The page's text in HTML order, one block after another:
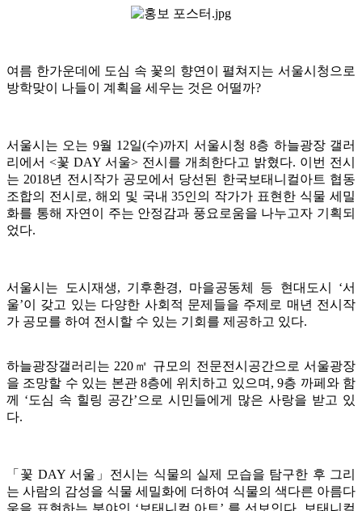
여름 한가운데에 도심 속 꽃의 향연이 펼쳐지는 서울시청으로
방학맞이 나들이 계획을 세우는 것은 어떨까?
서울시는 오는 9월 12일(수)까지 서울시청 8층 하늘광장 갤러
리에서 <꽃 DAY 서울> 전시를 개최한다고 밝혔다. 이번 전시
는 2018년 전시작가 공모에서 당선된 한국보태니컬아트 협동
조합의 전시로, 해외 및 국내 35인의 작가가 표현한 식물 세밀
화를 통해 자연이 주는 안정감과 풍요로움을 나누고자 기획되
었다.
서울시는 도시재생, 기후환경, 마을공동체 등 현대도시 ‘서
울’이 갖고 있는 다양한 사회적 문제들을 주제로 매년 전시작
가 공모를 하여 전시할 수 있는 기회를 제공하고 있다.
하늘광장갤러리는 220㎡ 규모의 전문전시공간으로 서울광장
을 조망할 수 있는 본관 8층에 위치하고 있으며, 9층 까페와 함
께 ‘도심 속 힐링 공간’으로 시민들에게 많은 사랑을 받고 있
다.
「꽃 DAY 서울」전시는 식물의 실제 모습을 탐구한 후 그리
는 사람의 감성을 식물 세밀화에 더하여 식물의 색다른 아름다
움을 표현하는 분야인 ‘보태니컬 아트’ 를 선보인다. 보태니컬